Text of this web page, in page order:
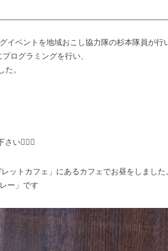
ベントを地域おこし協力隊の杉本隊員が行
ログラミングを行い、
。
い🙇🏻‍♂️
ットカフェ」にあるカフェでお昼をしました
ー」です